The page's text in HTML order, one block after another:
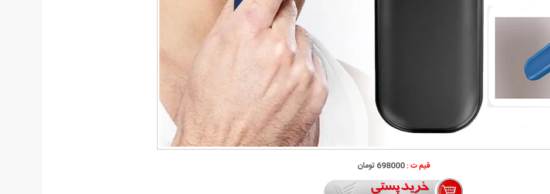
قیم ت :698000 تومان